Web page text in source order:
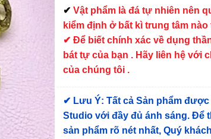
✔Vật phẩm là đá tự nhiên nên
kiểm định ở bất kì trung tâm
✔ Để biết chính xác về dụng
bát tự của bạn . Hãy liên hệ với
của chúng tôi .
✔ Lưu Ý: Tất cả Sản phẩm
Studio với đầy đủ ánh sáng. Để
sản phẩm rõ nét nhất, Quý